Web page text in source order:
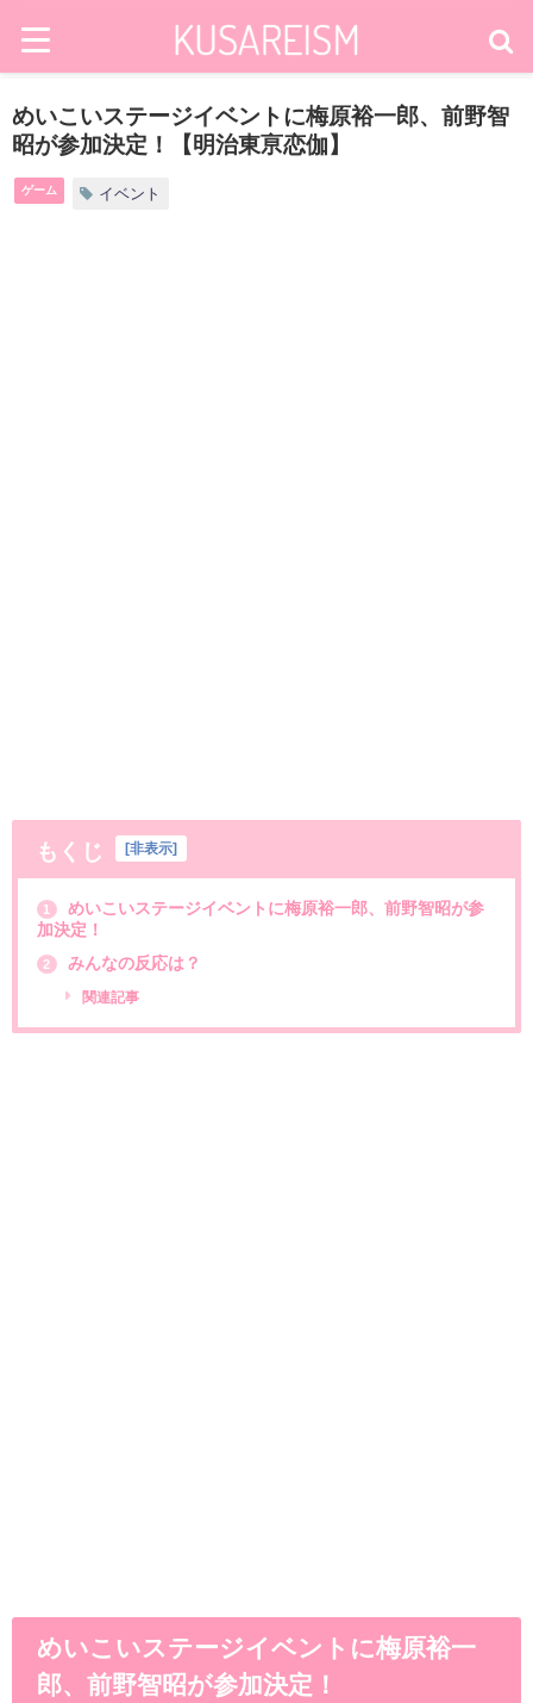
めいこいステージイベントに梅原裕一郎、前野智
昭が参加決定！【明治東亰恋伽】
ゲーム イベント
もくじ 非表示
1
めいこいステージイベントに梅原裕一郎、前野智昭が参
加決定！
2 みんなの反応は？
関連記事
めいこいステージイベントに梅原裕一
郎、前野智昭が参加決定！